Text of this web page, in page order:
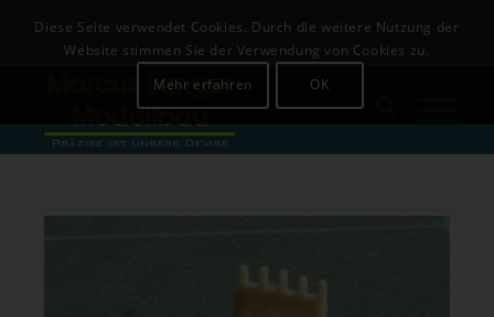
+49 (0)8142-441679
Diese Seite verwendet Cookies. Durch die weitere Nutzung der
Website stimmen Sie der Verwendung von Cookies zu.
Mehr erfahren
OK